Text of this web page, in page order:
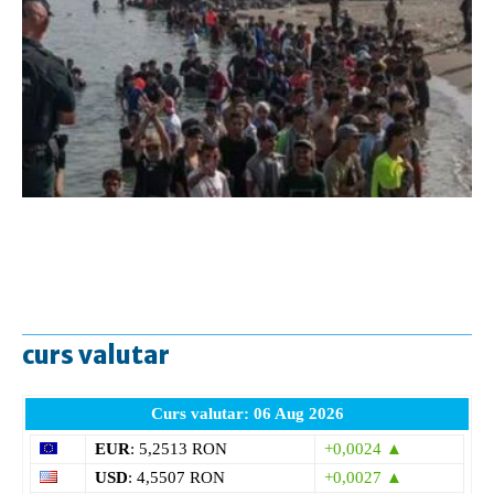
curs valutar
Curs valutar: 06 Aug 2026
EUR: 5,2513 RON
+0,0024 ▲
USD: 4,5507 RON +0,0027 ▲